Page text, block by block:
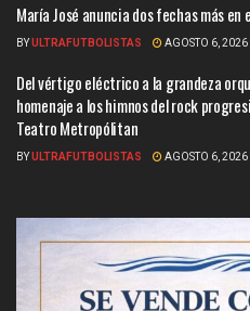
María José anuncia dos fechas más
BYULTRAFUTBOLISTAS AGOSTO 6, 2026
Del vértigo eléctrico a la grandeza
homenaje a los himnos del rock
Teatro Metropólitan
BYULTRAFUTBOLISTAS AGOSTO 6, 2026